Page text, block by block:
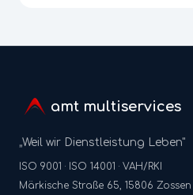
amt multiservices
„Weil wir Dienstleistung Leben"
ISO 9001 · ISO 14001 · VAH/RKI
Märkische Straße 65, 15806 Zossen